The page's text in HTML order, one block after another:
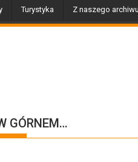
Turystyka Z naszego
GÓRNEM…